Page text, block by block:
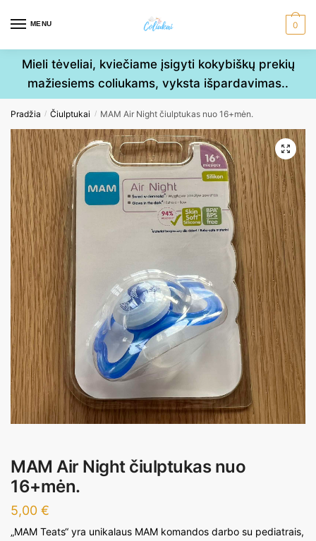
MENU 0
Mieli tėveliai, kviečiame įsigyti kokybiškų prekių
mažiesiems coliukams, vyksta išpardavimas..
Pradžia / Čiulptukai / MAM Air Night čiulptukas nuo 16+mėn.
MAM Air Night čiulptukas nuo
16+mėn.
5,00 €
„MAM Teats“ yra unikalaus MAM komandos darbo su pediatrais,